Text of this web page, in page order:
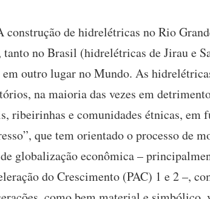
construção de hidrelétricas no Rio
tanto no Brasil (hidrelétricas de Jirau e
outro lugar no Mundo. As
na maioria das vezes em
ribeirinhas e comunidades étnicas, em
que tem orientado o processo de
globalização econômica –
do Crescimento (PAC) 1 e 2 –,